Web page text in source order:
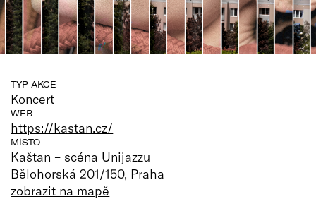
TYP AKCE
Koncert
WEB
https://kastan.cz/
MÍSTO
Kaštan – scéna Unijazzu
Bělohorská 201/150, Praha
zobrazit na mapě